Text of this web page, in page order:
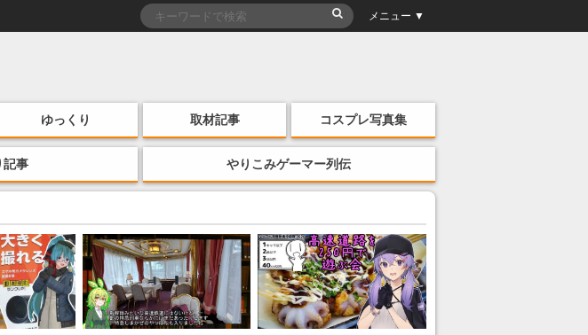
メニュー ▼
ゆっくり 取材記事 コスプレ写真集
記事 やりこみゲーマー列伝